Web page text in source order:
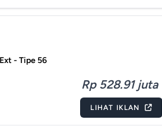
- Tipe 56
Rp 528.91 juta
LIHAT IKLAN